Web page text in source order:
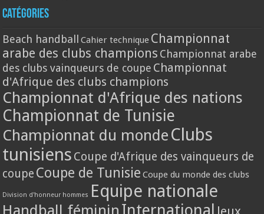
Catégories
Beach handball Cahier technique Championnat
arabe des clubs champions Championnat arabe
des clubs vainqueurs de coupe Championnat
d'Afrique des clubs champions
Championnat d'Afrique des nations
Championnat de Tunisie
Championnat du monde Clubs
tunisiens Coupe d'Afrique des vainqueurs de
coupe Coupe de Tunisie Coupe du monde des clubs
Division d'honneur hommes Equipe nationale